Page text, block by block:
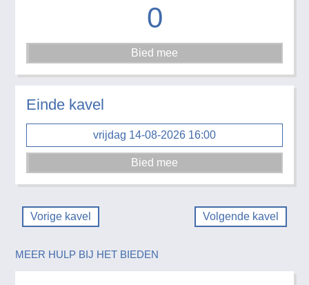
0
Einde kavel
vrijdag 14-08-2026 16:00
Vorige kavel Volgende kavel
MEER HULP BIJ HET BIEDEN